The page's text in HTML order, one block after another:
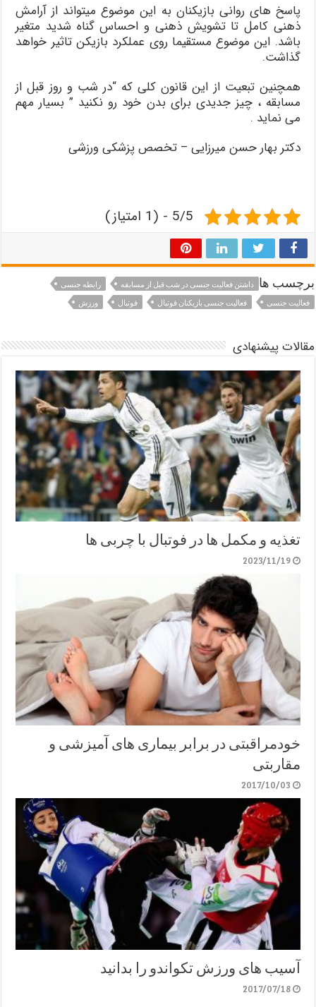
پاسخ های روانی بازیکنان به این موضوع میتواند از آرامش
ذهنی کامل تا تشویش ذهنی و احساس گناه شدید متغیر
باشد. این موضوع مستقیما روی عملکرد بازیکن تاثیر خواهد
گذاشت.
همچنین تبعیت از این قانون کلی که “در شب و روز قبل از
مسابقه ، چیز جدیدی برای بدن خود رو نکنید ” بسیار مهم
می نماید .
دکتر بهار حسن میرزایی – تخصص پزشکی ورزشی
5/5 - (1 امتیاز)
برچسب ها داشتن فعالیت جنسی در شب قبل از مسابقه
رابطه جنسی
فعالیت جنسی
فعالیت جنسی بازیکنان فوتبال فوتبال ورزش
مقالات پیشنهادی
تغذیه و مکمل ها در فوتبال با چربی ها
2023/11/19
خودمراقبتی در برابر بیماری های آمیزشی و
مقاربتی
2017/10/03
آسیب های ورزش تکواندو را بدانید
2017/07/18